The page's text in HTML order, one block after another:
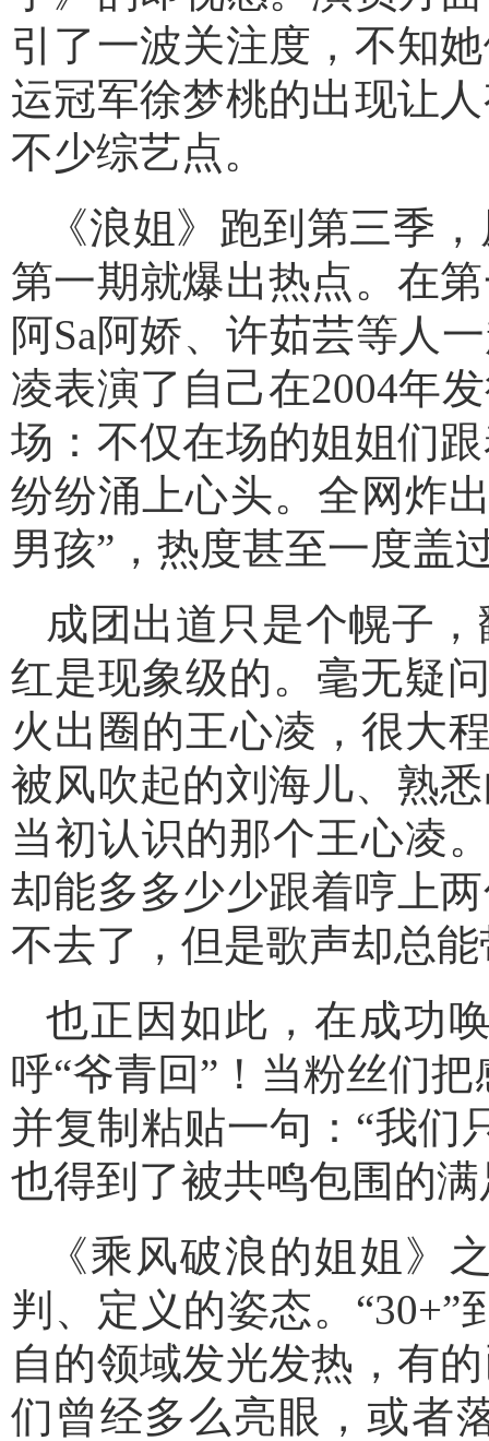
引了一波关注度，不知
运冠军徐梦桃的出现让
不少综艺点。
《浪姐》跑到第三季
第一期就爆出热点。在
阿Sa阿娇、许茹芸等人
凌表演了自己在2004年
场：不仅在场的姐姐们
纷纷涌上心头。全网炸
男孩”，热度甚至一度盖
成团出道只是个幌子
红是现象级的。毫无疑
火出圈的王心凌，很大
被风吹起的刘海儿、熟
当初认识的那个王心凌
却能多多少少跟着哼上
不去了，但是歌声却总
也正因如此，在成功
呼“爷青回”！当粉丝们
并复制粘贴一句：“我们
也得到了被共鸣包围的
《乘风破浪的姐姐》
判、定义的姿态。“30+”
自的领域发光发热，有
们曾经多么亮眼，或者